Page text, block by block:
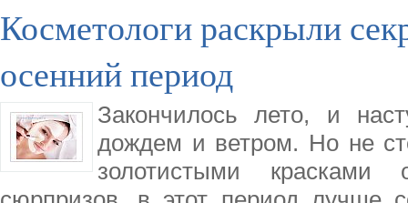
Косметологи раскрыли
осенний период
Закончилось лето, и
дождем и ветром. Но не
золотистыми красками